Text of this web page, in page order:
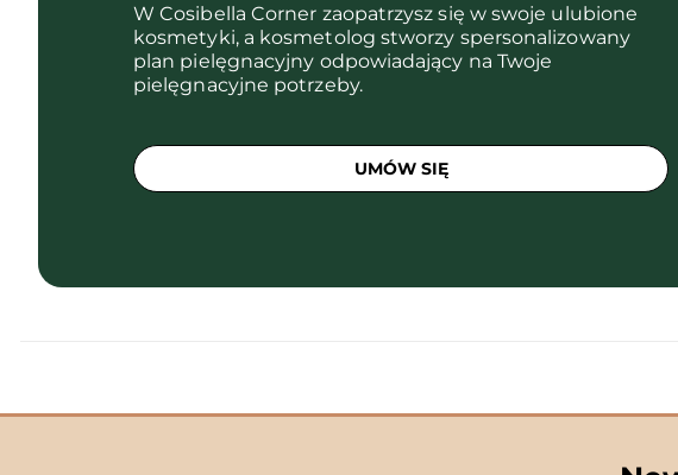
W Cosibella Corner zaopatrzysz się w swoje ulubione
kosmetyki, a kosmetolog stworzy spersonalizowany
plan pielęgnacyjny odpowiadający na Twoje
pielęgnacyjne potrzeby.
UMÓW SIĘ